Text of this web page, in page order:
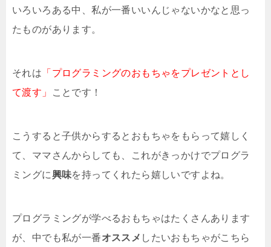
いろいろある中、私が一番いいんじゃないかなと思っ
たものがあります。
それは 「プログラミングのおもちゃをプレゼントとし
て渡す」
ことです！
こうすると子供からするとおもちゃをもらって嬉しく
て、ママさんからしても、これがきっかけでプログラ
ミングに興味を持ってくれたら嬉しいですよね。
プログラミングが学べるおもちゃはたくさんあります
が、中でも私が一番オススメ したいおもちゃがこちら